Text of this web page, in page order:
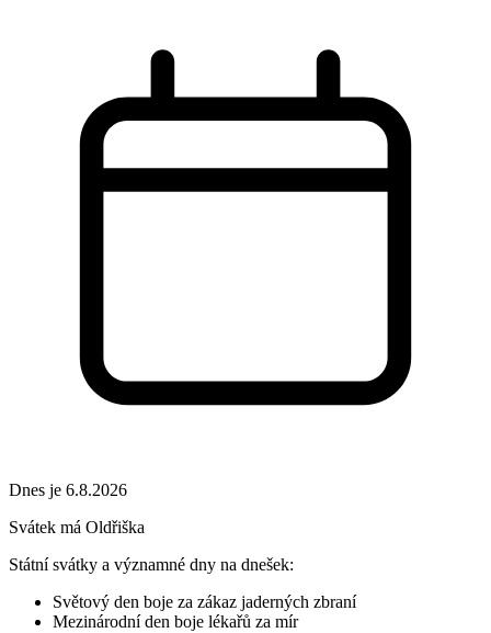
Dnes je 6.8.2026
Svátek má Oldřiška
Státní svátky a významné dny na dnešek:
Světový den boje za zákaz jaderných zbraní
Mezinárodní den boje lékařů za mír